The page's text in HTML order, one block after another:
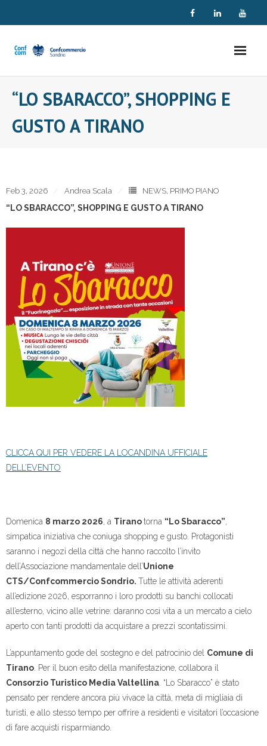
“LO SBARACCO”, SHOPPING E
GUSTO A TIRANO
Feb 3, 2026 Andrea Scala NEWS, PRIMO PIANO
“LO SBARACCO”, SHOPPING E GUSTO A TIRANO
CLICCA QUI PER VEDERE LA LOCANDINA UFFICIALE
DELL’EVENTO
Domenica 8 marzo 2026 , a Tiranotorna “Lo Sbaracco”
simpatica iniziativa che coniuga shopping e gusto. Protagonisti
saranno i negozi della città che hanno raccolto l’invito
dell’Associazione mandamentale dell’Unione
CTS/Confcommercio Sondrio. Tutte le attività aderenti
all’edizione 2026, esporranno i loro prodotti su banchi collocati
all’esterno, vicino alle vetrine: daranno così vita a un mercato a cielo
aperto con tanti prodotti da acquistare a prezzi scontatissimi.
L’appuntamento gode del sostegno e del patrocinio del Comune di
Tirano . Per il buon esito della manifestazione, collabora il
Consorzio Turistico Media Valtellina . “Lo Sbaracco” è stato
pensato per rendere ancora più vivace la città, meta di migliaia di
turisti, e allo stesso tempo per offrire a residenti e visitatori l’occasione
di fare acquisti risparmiando.